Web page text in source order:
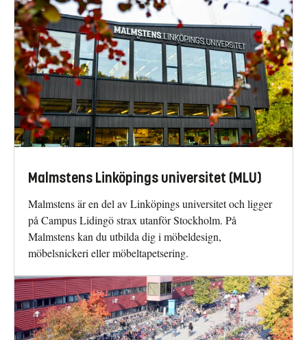
Malmstens Linköpings universitet (MLU)
Malmstens är en del av Linköpings universitet och ligger
på Campus Lidingö strax utanför Stockholm. På
Malmstens kan du utbilda dig i möbeldesign,
möbelsnickeri eller möbeltapetsering.